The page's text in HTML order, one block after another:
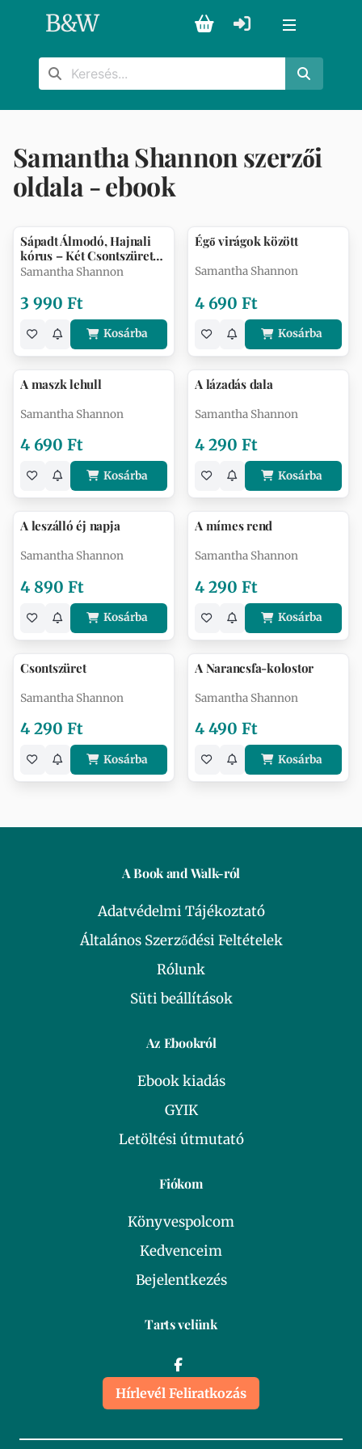
B&W
Samantha Shannon szerzői
oldala - ebook
Sápadt Álmodó, Hajnali
kórus – Két Csontszüret-
tö…
Samantha Shannon
3 990 Ft
Kosárba
Égő virágok között
Samantha Shannon
4 690 Ft
Kosárba
A maszk lehull
Samantha Shannon
4 690 Ft
Kosárba
A lázadás dala
Samantha Shannon
4 290 Ft
Kosárba
A leszálló éj napja
Samantha Shannon
4 890 Ft
Kosárba
A mímes rend
Samantha Shannon
4 290 Ft
Kosárba
Csontszüret
Samantha Shannon
4 290 Ft
Kosárba
A Narancsfa-kolostor
Samantha Shannon
4 490 Ft
Kosárba
A Book and Walk-ról
Adatvédelmi Tájékoztató
Általános Szerződési Feltételek
Rólunk
Süti beállítások
Az Ebookról
Ebook kiadás
GYIK
Letöltési útmutató
Fiókom
Könyvespolcom
Kedvenceim
Bejelentkezés
Tarts velünk
Hírlevél Feliratkozás